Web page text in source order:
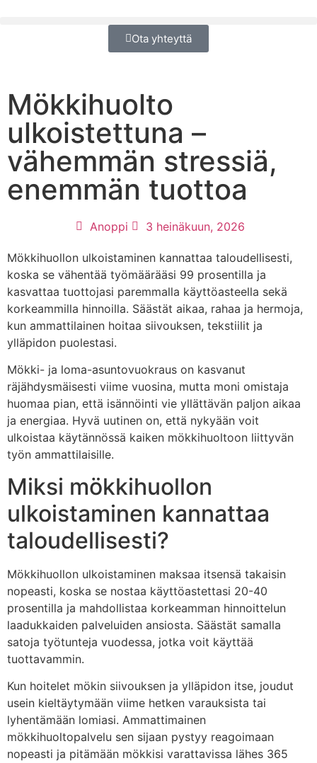
Ota yhteyttä
Mökkihuolto
ulkoistettuna –
vähemmän stressiä,
enemmän tuottoa
Anoppi 3 heinäkuun, 2026
Mökkihuollon ulkoistaminen kannattaa taloudellisesti,
koska se vähentää työmäärääsi 99 prosentilla ja
kasvattaa tuottojasi paremmalla käyttöasteella sekä
korkeammilla hinnoilla. Säästät aikaa, rahaa ja hermoja,
kun ammattilainen hoitaa siivouksen, tekstiilit ja
ylläpidon puolestasi.
Mökki- ja loma-asuntovuokraus on kasvanut
räjähdysmäisesti viime vuosina, mutta moni omistaja
huomaa pian, että isännöinti vie yllättävän paljon aikaa
ja energiaa. Hyvä uutinen on, että nykyään voit
ulkoistaa käytännössä kaiken mökkihuoltoon liittyvän
työn ammattilaisille.
Miksi mökkihuollon
ulkoistaminen kannattaa
taloudellisesti?
Mökkihuollon ulkoistaminen maksaa itsensä takaisin
nopeasti, koska se nostaa käyttöastettasi 20-40
prosentilla ja mahdollistaa korkeamman hinnoittelun
laadukkaiden palveluiden ansiosta. Säästät samalla
satoja työtunteja vuodessa, jotka voit käyttää
tuottavammin.
Kun hoitelet mökin siivouksen ja ylläpidon itse, joudut
usein kieltäytymään viime hetken varauksista tai
lyhentämään lomiasi. Ammattimainen
mökkihuoltopalvelu sen sijaan pystyy reagoimaan
nopeasti ja pitämään mökkisi varattavissa lähes 365